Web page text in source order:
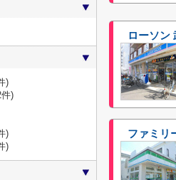
ローソン
ファミリ
)
)
)
)